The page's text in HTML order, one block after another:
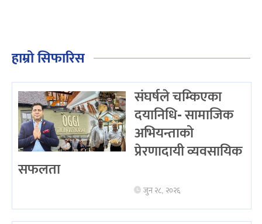
हाम्रो सिफारिस
संघर्षले चम्किएका
दयानिधि- सामाजिक
अभियन्ताको
प्रेरणादायी व्यवसायिक
सफलता
जुन २८, २०२६